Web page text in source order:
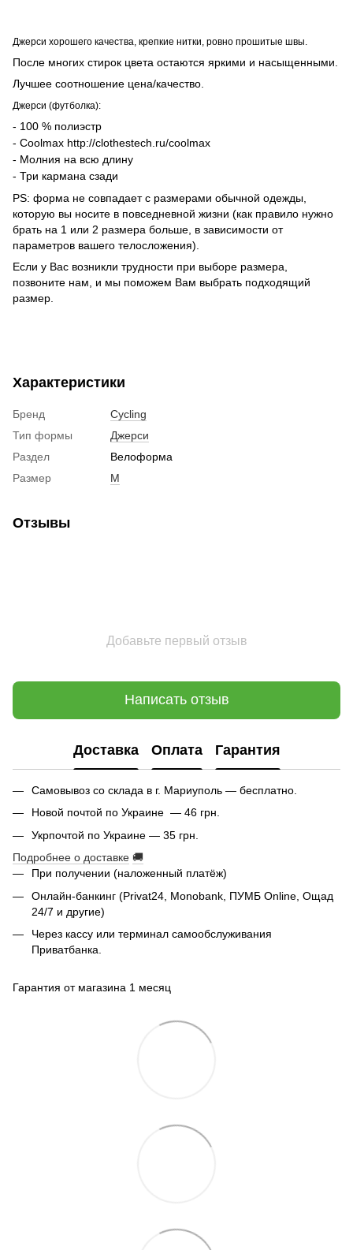
Джерси хорошего качества, крепкие нитки, ровно прошитые швы.
После многих стирок цвета остаются яркими и насыщенными.
Лучшее соотношение цена/качество.
Джерси (футболка):
- 100 % полиэстр
- Coolmax http://clothestech.ru/coolmax
- Молния на всю длину
- Три кармана сзади
PS: форма не совпадает с размерами обычной одежды,
которую вы носите в повседневной жизни (как правило нужно
брать на 1 или 2 размера больше, в зависимости от
параметров вашего телосложения).
Если у Вас возникли трудности при выборе размера,
позвоните нам, и мы поможем Вам выбрать подходящий
размер.
Характеристики
Бренд
Cycling
Тип формы
Джерси
Раздел
Велоформа
Размер
M
Отзывы
Добавьте первый отзыв
Написать отзыв
Доставка Оплата Гарантия
Самовывоз со склада в г. Мариуполь — бесплатно.
Новой почтой по Украине — 46 грн.
Укрпочтой по Украине — 35 грн.
Подробнее о доставке 🚚
При получении (наложенный платёж)
Онлайн-банкинг (Privat24, Monobank, ПУМБ Online, Ощад
24/7 и другие)
Через кассу или терминал самообслуживания
Приватбанка.
Гарантия от магазина 1 месяц